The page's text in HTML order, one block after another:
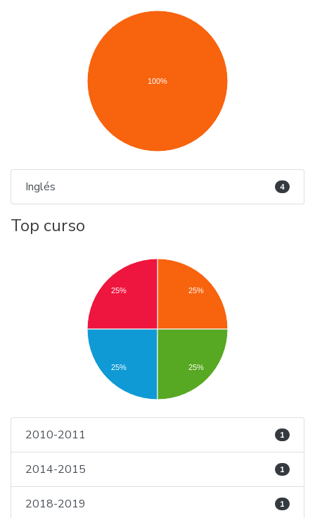
100%
Inglés 4
Top curso
25%
25%
25% 25%
2010-2011 1
2014-2015 1
2018-2019 1